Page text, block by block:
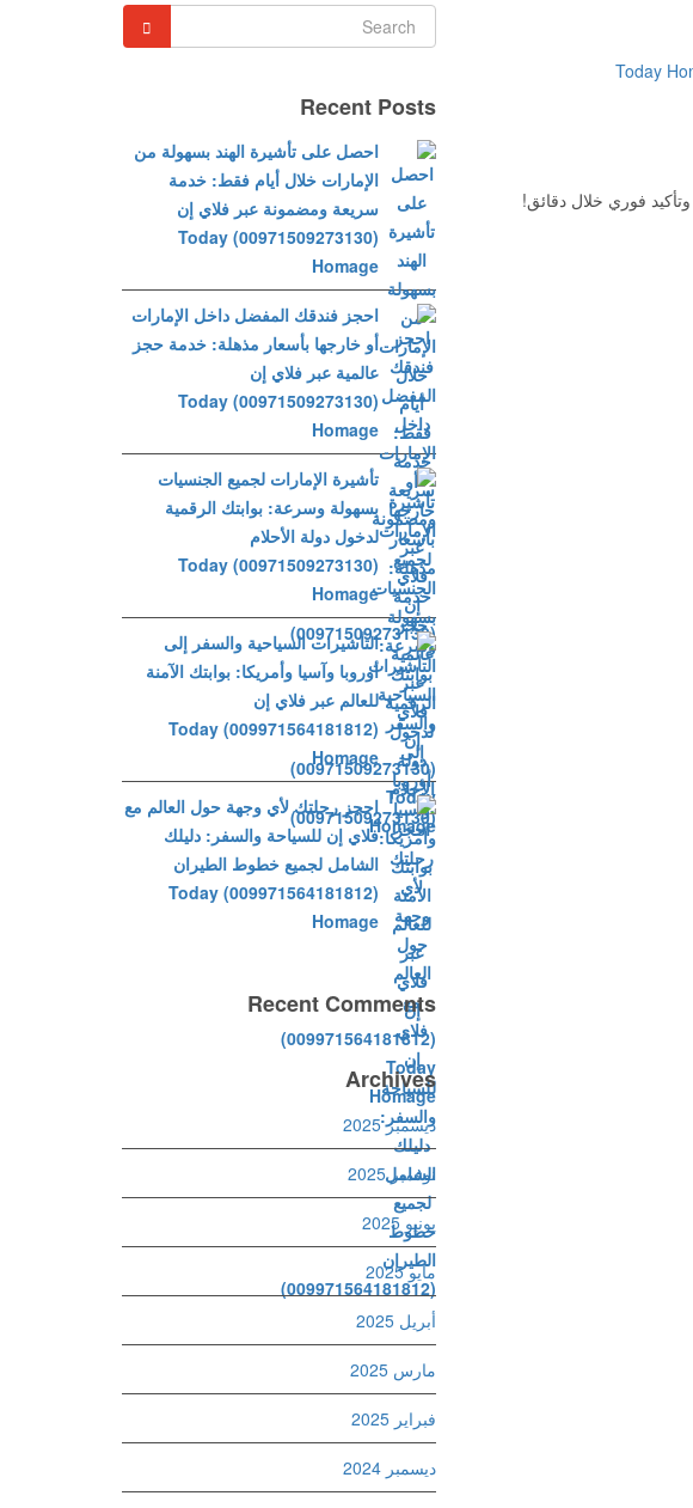
فوري خلال دقائق!
Recent Posts
احصل على تأشيرة الهند بسهولة من
الإمارات خلال أيام فقط: خدمة
سريعة ومضمونة عبر فلاي إن
(00971509273130) Today
Homage
احجز فندقك المفضل داخل الإمارات
أو خارجها بأسعار مذهلة: خدمة حجز
عالمية عبر فلاي إن
(00971509273130) Today
Homage
تأشيرة الإمارات لجميع الجنسيات
بسهولة وسرعة: بوابتك الرقمية
لدخول دولة الأحلام
(00971509273130) Today
Homage
التأشيرات السياحية والسفر إلى
أوروبا وآسيا وأمريكا: بوابتك الآمنة
للعالم عبر فلاي إن
(009971564181812) Today
Homage
احجز رحلتك لأي وجهة حول العالم مع
فلاي إن للسياحة والسفر: دليلك
الشامل لجميع خطوط الطيران
(009971564181812) Today
Homage
Recent Comments
Archives
ديسمبر 2025
نوفمبر 2025
يونيو 2025
مايو 2025
أبريل 2025
مارس 2025
فبراير 2025
ديسمبر 2024